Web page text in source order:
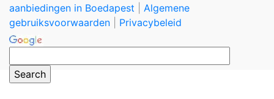
aanbiedingen in Boedapest
Algemene
gebruiksvoorwaarden
Privacybeleid